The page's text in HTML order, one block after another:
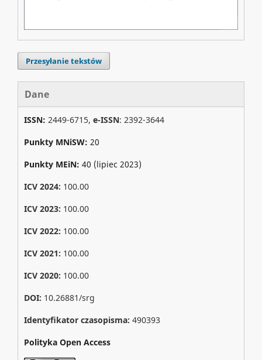
Przesyłanie tekstów
Dane
ISSN: 2449-6715, e-ISSN: 2392-3644
Punkty MNiSW: 20
Punkty MEiN: 40 (lipiec 2023)
ICV 2024: 100.00
ICV 2023: 100.00
ICV 2022: 100.00
ICV 2021: 100.00
ICV 2020: 100.00
DOI: 10.26881/srg
Identyfikator czasopisma: 490393
Polityka Open Access